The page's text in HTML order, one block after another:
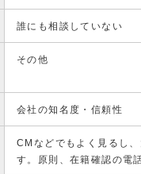
誰にも相談していない
その他
会社の知名度・信頼性
CMなどでもよく見るし
す。原則、在籍確認の電